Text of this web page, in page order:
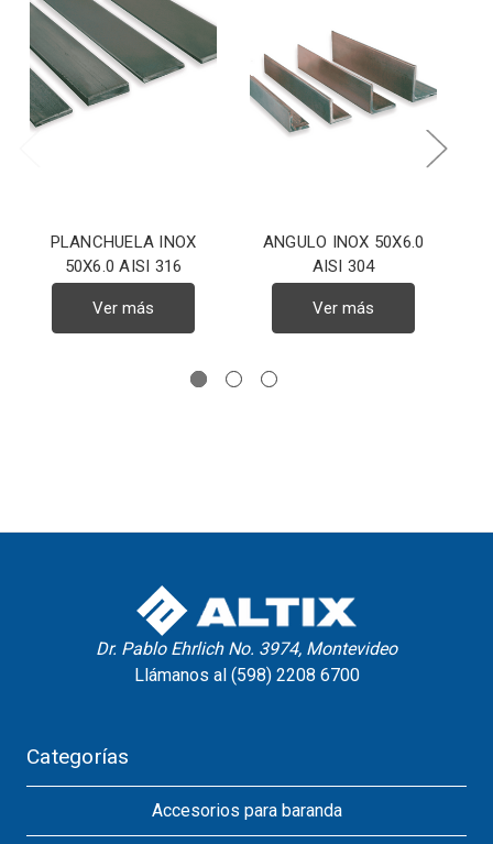
PLANCHUELA INOX
50X6.0 AISI 316
Ver más
ANGULO INOX 50X6.0
AISI 304
Ver más
Dr. Pablo Ehrlich No. 3974, Montevideo
Llámanos al (598) 2208 6700
Categorías
Accesorios para baranda